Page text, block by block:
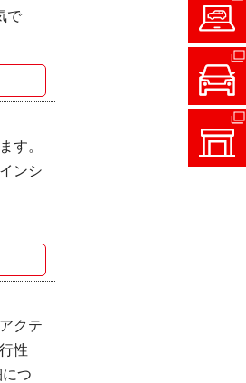
で
す。
ンシ
クテ
性
つ